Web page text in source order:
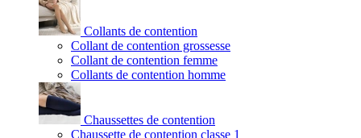
Collants de contention
Collant de contention grossesse
Collant de contention femme
Collants de contention homme
Chaussettes de contention
Chaussette de contention classe 1